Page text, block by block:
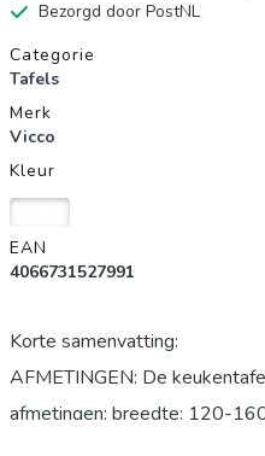
Bezorgd door PostNL
Productgegevens
Categorie
Tafels
Merk
Vicco
Kleur
EAN
4066731527991
Korte samenvatting:
AFMETINGEN: De
afmetingen: breedte: 120-